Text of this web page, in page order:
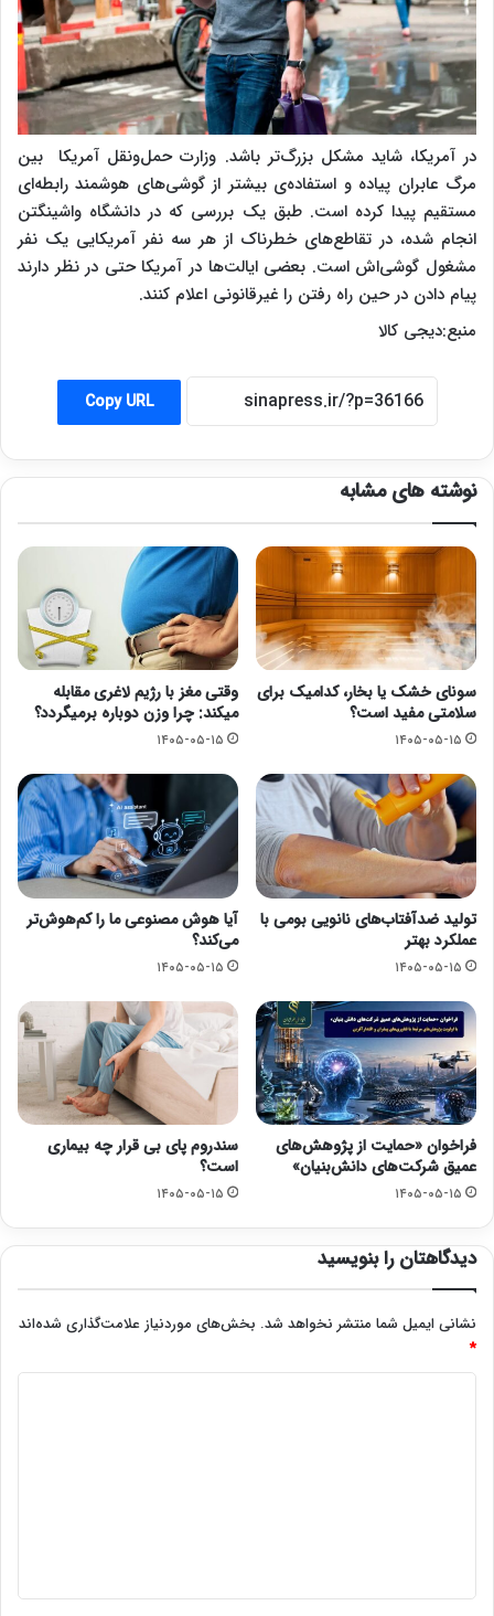
در آمریکا، شاید مشکل بزرگ‌تر باشد. وزارت حمل‌ونقل آمریکا بین
مرگ عابران پیاده و استفاده‌ی بیشتر از گوشی‌های هوشمند رابطه‌ای
مستقیم پیدا کرده است. طبق یک بررسی که در دانشگاه واشینگتن
انجام شده، در تقاطع‌های خطرناک از هر سه نفر آمریکایی یک نفر
مشغول گوشی‌اش است. بعضی ایالت‌ها در آمریکا حتی در نظر دارند
پیام دادن در حین راه رفتن را غیرقانونی اعلام کنند.
‌منبع:دیجی کالا
Copy URL
نوشته های مشابه
سونای خشک یا بخار، کدامیک برای
سلامتی مفید است؟
۱۴۰۵-۰۵-۱۵
وقتی مغز با رژیم لاغری مقابله
میکند: چرا وزن دوباره برمیگردد؟
۱۴۰۵-۰۵-۱۵
تولید ضدآفتاب‌های نانویی بومی با
عملکرد بهتر
۱۴۰۵-۰۵-۱۵
آیا هوش مصنوعی ما را کم‌هوش‌تر
می‌کند؟
۱۴۰۵-۰۵-۱۵
فراخوان «حمایت از پژوهش‌های
عمیق شرکت‌های دانش‌بنیان»
۱۴۰۵-۰۵-۱۵
سندروم پای بی قرار چه بیماری
است؟
۱۴۰۵-۰۵-۱۵
دیدگاهتان را بنویسید
نشانی ایمیل شما منتشر نخواهد شد. بخش‌های موردنیاز علامت‌گذاری شده‌اند
*